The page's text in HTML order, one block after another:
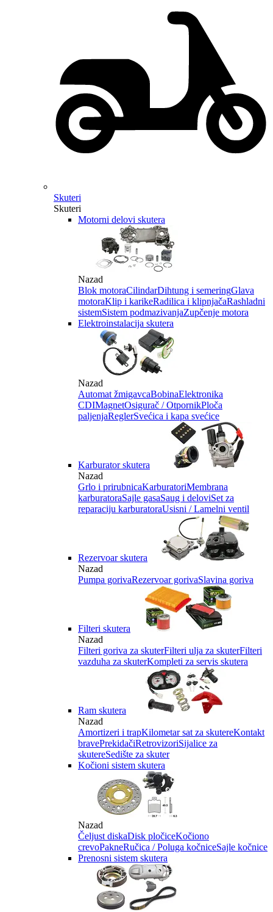
Skuteri
Skuteri
Motorni delovi skutera
Nazad
Blok motoraCilindarDihtung i semeringGlava
motoraKlip i karikeRadilica i klipnjačaRashladni
sistemSistem podmazivanjaZupčenje motora
Elektroinstalacija skutera
Nazad
Automat žmigavcaBobinaElektronika
CDIMagnetOsigurač / OtpornikPloča
paljenjaReglerSvećica i kapa svećice
Karburator skutera
Nazad
Grlo i prirubnicaKarburatoriMembrana
karburatoraSajle gasaSaug i deloviSet za
reparaciju karburatoraUsisni / Lamelni ventil
Rezervoar skutera
Nazad
Pumpa gorivaRezervoar gorivaSlavina goriva
Filteri skutera
Nazad
Filteri goriva za skuterFilteri ulja za skuterFilteri
vazduha za skuterKompleti za servis skutera
Ram skutera
Nazad
Amortizeri i trapKilometar sat za skutereKontakt
bravePrekidačiRetrovizoriSijalice za
skutereSedište za skuter
Kočioni sistem skutera
Nazad
Čeljust diskaDisk pločiceKočiono
crevoPakneRučica / Poluga kočniceSajle kočnice
Prenosni sistem skutera